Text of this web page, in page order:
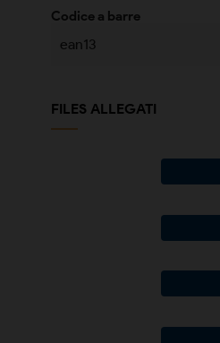
Codice a barre
ean13
FILES ALLEGATI